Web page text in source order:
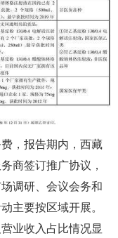
，报告期内，西藏
商签订推广协议，
调研、会议会务和
主要按区域开展。
业收入占比情况显